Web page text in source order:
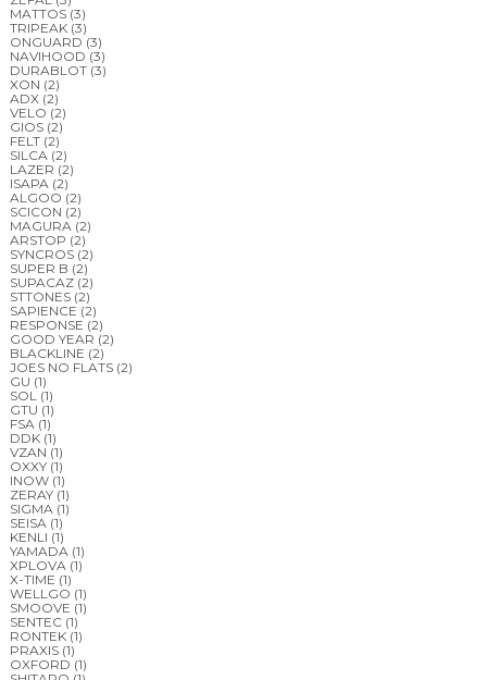
MATTOS (3)
TRIPEAK (3)
ONGUARD (3)
NAVIHOOD (3)
DURABLOT (3)
XON (2)
ADX (2)
VELO (2)
GIOS (2)
FELT (2)
SILCA (2)
LAZER (2)
ISAPA (2)
ALGOO (2)
SCICON (2)
MAGURA (2)
ARSTOP (2)
SYNCROS (2)
SUPER B (2)
SUPACAZ (2)
STTONES (2)
SAPIENCE (2)
RESPONSE (2)
GOOD YEAR (2)
BLACKLINE (2)
JOES NO FLATS (2)
GU (1)
SOL (1)
GTU (1)
FSA (1)
DDK (1)
VZAN (1)
OXXY (1)
INOW (1)
ZERAY (1)
SIGMA (1)
SEISA (1)
KENLI (1)
YAMADA (1)
XPLOVA (1)
X-TIME (1)
WELLGO (1)
SMOOVE (1)
SENTEC (1)
RONTEK (1)
PRAXIS (1)
OXFORD (1)